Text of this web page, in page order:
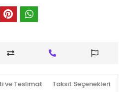
ve Teslimat Taksit Seçenekleri